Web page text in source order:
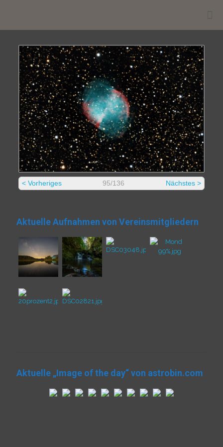
< Vorheriges 95/136 Nächstes >
Aktuelle Aufnahmen von Vereinsmitgliedern
Aktuelle „Image of the day“ von astrobin.com